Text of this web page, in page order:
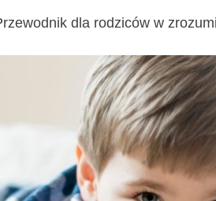
dla rodziców w